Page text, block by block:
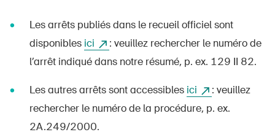
S'abonner à la newsletter
Les arrêts publiés dans le recueil officiel sont
disponibles ici
: veuillez rechercher le numéro de
l’arrêt indiqué dans notre résumé, p. ex. 129 II 82.
Les autres arrêts sont accessibles ici
: veuillez
rechercher le numéro de la procédure, p. ex.
2A.249/2000.